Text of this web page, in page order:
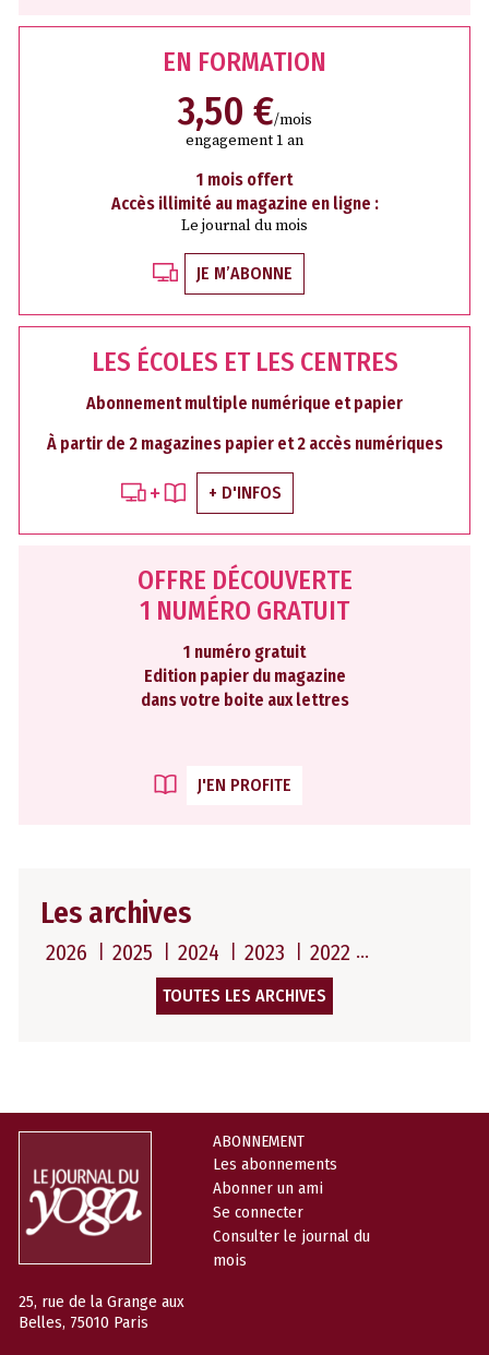
EN FORMATION
3,50 €/mois
engagement 1 an
1 mois offert
Accès illimité au magazine en ligne :
Le journal du mois
JE M’ABONNE
LES ÉCOLES ET LES CENTRES
Abonnement multiple numérique et papier
À partir de 2 magazines papier et 2 accès numériques
+ D'INFOS
OFFRE DÉCOUVERTE
1 NUMÉRO GRATUIT
1 numéro gratuit
Edition papier du magazine
dans votre boite aux lettres
J'EN PROFITE
Les archives
2026 2025 2024 2023 2022
TOUTES LES ARCHIVES
25, rue de la Grange aux
Belles, 75010 Paris
ABONNEMENT
Les abonnements
Abonner un ami
Se connecter
Consulter le journal du
mois